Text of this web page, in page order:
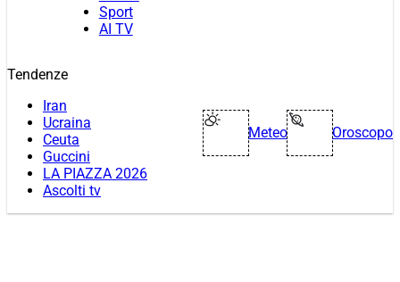
Sport
AI TV
Tendenze
Iran
Ucraina
Ceuta
Guccini
LA PIAZZA 2026
Ascolti tv
Meteo Oroscopo